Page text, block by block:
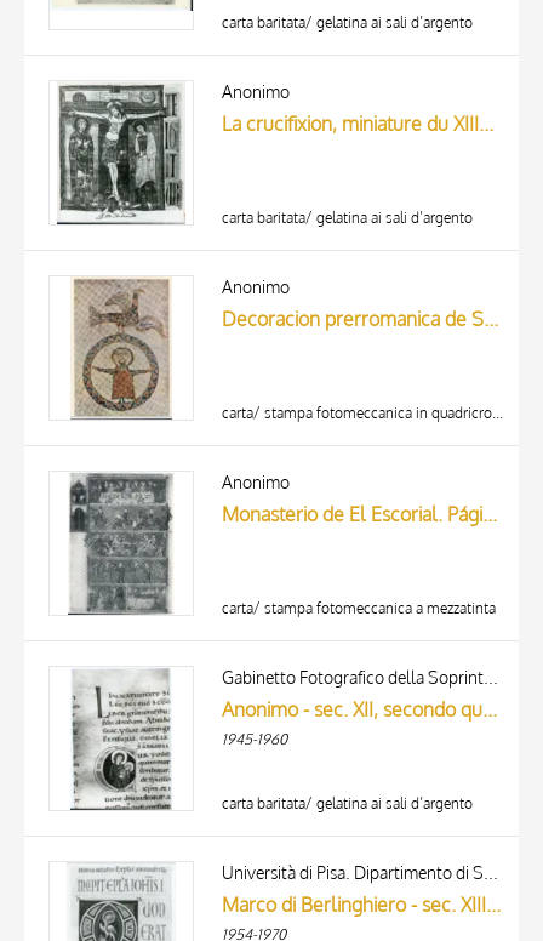
carta baritata/ gelatina ai sali d’argento
Anonimo
La crucifixion, miniature du XIIIe siècle/ (Ms. 176, Bibliothèque d'Avignon.)
carta baritata/ gelatina ai sali d’argento
Anonimo
Decoracion prerromanica de Saint Quirze de Pedret.(Siglo X) Figura orante - Museo Diocesano, Solsona
carta/ stampa fotomeccanica in quadricromia
Anonimo
Monasterio de El Escorial. Página en miniatura del Códice Emi - comenzó a ser escrito por Velasco en el año 976, en la Biblioteca
carta/ stampa fotomeccanica a mezzatinta
Anonimo - sec. XII, secondo quarto - Prato, Biblioteca Roncioniana, ms. Q.VIII.2 (2), f. 176r, particolare
1945-1960
carta baritata/ gelatina ai sali d’argento
Marco di Berlinghiero - sec. XIII, metà - Lucca, Biblioteca Capitolare Feliniana, Ms. 1, f. 284v, particolare
1954-1970